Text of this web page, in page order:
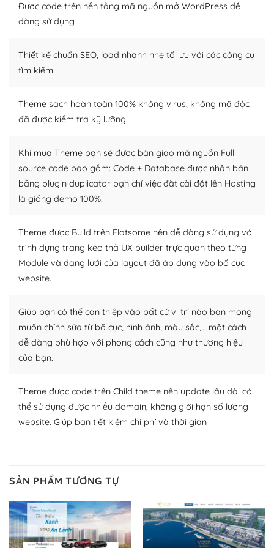
thiết kế tốt, bạn có thể tự sửa đổi. Nếu không bạn có thể
tìm kiếm chúng trên Internet hoặc nhờ chuyên gia.
– Sở hữu một cộng đồng lớn, sẵn sàng hỗ trợ
khổng lồ được kiểm duyệt bởi các nhân viên và những
người cuồng tín WordPress.
Nếu bạn gặp khó khăn, bạn có thể lên mạng và tìm
kiếm những cộng đồng WordPress, họ sẽ giúp bạn trả
lời, giải đáp vấn đề của bạn.
Cộng đồng sử dụng WordPress sẵn sàng hỗ trợ bạn
– Đa dạng plugin và themes
Plugin mở rộng là thành phần cài đặt thêm vào
WordPress để tăng thêm các tính năng cần thiết. Có
nhiều plugin trả phí hoặc miễn phí.
Nhờ lượng người dùng đông đảo, thư viện themes và
plugin của WordPress rất phong phú. Bạn có thể thỏa
thích chọn lựa plugin và themes phù hợp cho mục đích
lập website của mình.
– Dễ sử dụng
Và bạn có toàn quyền tự do khi quyết định nơi lưu trữ
trang web WordPress của bạn.
Dễ dàng lựa chọn Hosting cho website WordPress
Được code trên nền tảng mã nguồn mở WordPress dễ
dàng sử dụng
Thiết kế chuẩn SEO, load nhanh nhẹ tối ưu với các công cụ
tìm kiếm
Theme sạch hoàn toàn 100% không virus, không mã độc
đã được kiểm tra kỹ lưỡng.
Khi mua Theme bạn sẽ được bàn giao mã nguồn Full
source code bao gồm: Code + Database được nhân bản
bằng plugin duplicator bạn chỉ việc đăt cài đặt lên Hosting
là giống demo 100%.
Theme được Build trên Flatsome nên dễ dàng sử dụng với
trình dựng trang kéo thả UX builder trực quan theo từng
Module và dạng lưới của layout đã áp dụng vào bố cục
website.
Giúp bạn có thể can thiệp vào bất cứ vị trí nào bạn mong
muốn chỉnh sửa từ bố cục, hình ảnh, màu sắc,… một cách
dễ dàng phù hợp với phong cách cũng như thương hiệu
của bạn.
Theme được code trên Child theme nên update lâu dài có
thể sử dụng được nhiều domain, không giới hạn số lượng
website. Giúp bạn tiết kiệm chi phí và thời gian
SẢN PHẨM TƯƠNG TỰ